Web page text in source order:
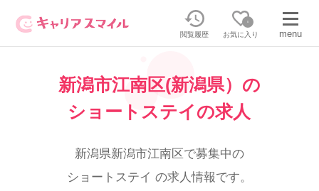
閲覧履歴
0
お気に入り menu
無料相談・お問い合わせはこちら
無料転職相談・お問い合わせの内容を
正社員／パートで働く
派遣求人を探す
新潟市江南区(新潟県）の
ショートステイの求人
新潟県新潟市江南区で募集中の
ショートステイ の求人情報です。